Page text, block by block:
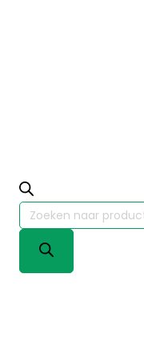
Producten
zoeken